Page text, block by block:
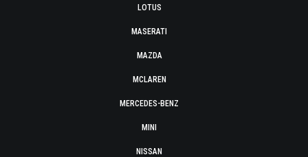
LOTUS
MASERATI
MAZDA
MCLAREN
MERCEDES-BENZ
MINI
NISSAN